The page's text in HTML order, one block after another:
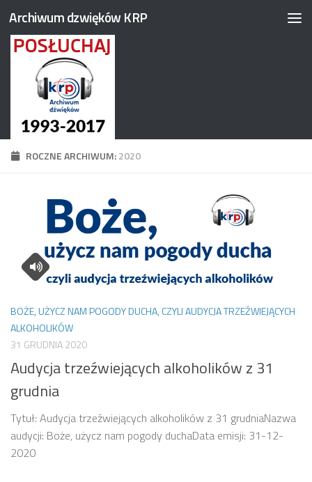
Przejdź do treści
Archiwum dzwięków KRP
ROCZNE ARCHIWUM:2020
BOŻE, UŻYCZ NAM POGODY DUCHA, CZYLI AUDYCJA TRZEŹWIEJĄCYCH
ALKOHOLIKÓW
31 GRUDNIA 2020
Audycja trzeźwiejących alkoholików z 31
grudnia
Tytuł: Audycja trzeźwiejących alkoholików z 31 grudniaNazwa
audycji: Boże, użycz nam pogody duchaData emisji: 31-12-
2020